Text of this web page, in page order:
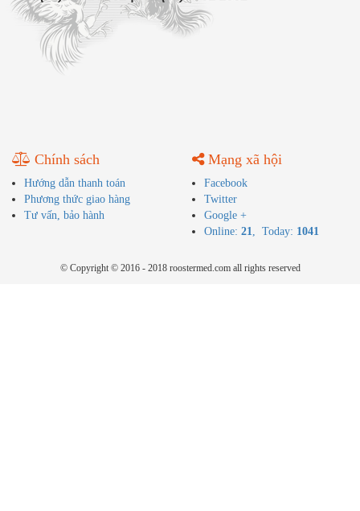
Chính sách
Hướng dẫn thanh toán
Phương thức giao hàng
Tư vấn, bảo hành
Mạng xã hội
Facebook
Twitter
Google +
Online: 21, Today: 1041
© Copyright © 2016 - 2018 roostermed.com all rights reserved